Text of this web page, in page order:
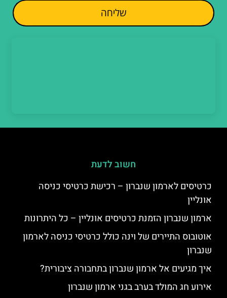
שליחה
חשוב לדעת
כרטיסים לארמון שנברון – רכישת כרטיסי כניסה
אונליין
ארמון שנברון הזמנת כרטיסים אונליין – כל היתרונות
אוטובוס התיירים של וינה כולל כרטיסי כניסה לארמון
שנברון
איך מגיעים אל ארמון שנברון בתחבורה ציבורית?
אירוע חג המולד בערב בגני ארמון שנברון